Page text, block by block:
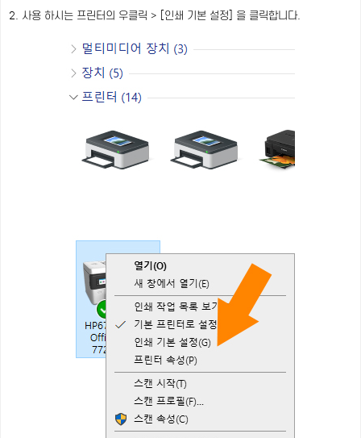
2. 사용 하시는 프린터의 우클릭 > [인쇄 기본 설정] 을 클릭합니다.